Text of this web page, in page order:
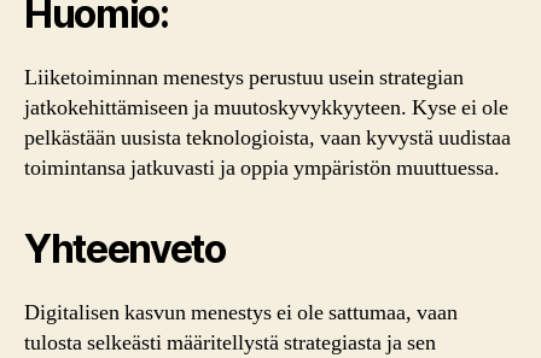
Huomio:
Liiketoiminnan menestys perustuu usein strategian
jatkokehittämiseen ja muutoskyvykkyyteen. Kyse ei ole
pelkästään uusista teknologioista, vaan kyvystä uudistaa
toimintansa jatkuvasti ja oppia ympäristön muuttuessa.
Yhteenveto
Digitalisen kasvun menestys ei ole sattumaa, vaan
tulosta selkeästi määritellystä strategiasta ja sen